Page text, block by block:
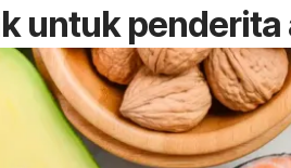
untuk penderita